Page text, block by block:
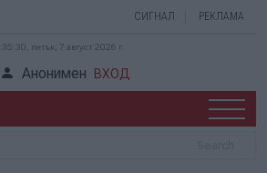
СИГНАЛ РЕКЛАМА
петък, 7 август 2026 г.
Анонимен ВХОД